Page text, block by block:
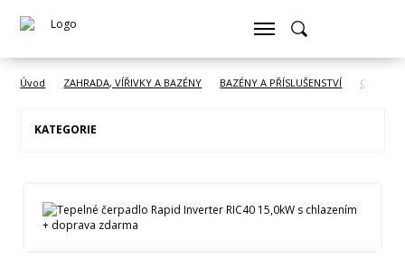
Úvod ZAHRADA, VÍŘIVKY A BAZÉNY BAZÉNY A PŘÍSLUŠENSTVÍ Ohřev
KATEGORIE